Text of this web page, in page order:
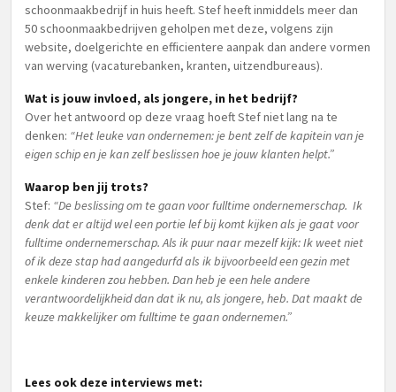
schoonmaakbedrijf in huis heeft. Stef heeft inmiddels meer dan
50 schoonmaakbedrijven geholpen met deze, volgens zijn
website, doelgerichte en efficientere aanpak dan andere vormen
van werving (vacaturebanken, kranten, uitzendbureaus).
Wat is jouw invloed, als jongere, in het bedrijf?
Over het antwoord op deze vraag hoeft Stef niet lang na te
denken: “Het leuke van ondernemen: je bent zelf de kapitein van je
eigen schip en je kan zelf beslissen hoe je jouw klanten helpt.”
Waarop ben jij trots?
Stef: “De beslissing om te gaan voor fulltime ondernemerschap. Ik
denk dat er altijd wel een portie lef bij komt kijken als je gaat voor
fulltime ondernemerschap. Als ik puur naar mezelf kijk: Ik weet niet
of ik deze stap had aangedurfd als ik bijvoorbeeld een gezin met
enkele kinderen zou hebben. Dan heb je een hele andere
verantwoordelijkheid dan dat ik nu, als jongere, heb. Dat maakt de
keuze makkelijker om fulltime te gaan ondernemen.”
Lees ook deze interviews met: